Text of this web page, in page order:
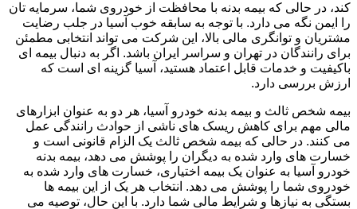
کند، در حالی که بیمه بدنه با محافظت از خودروی شما، سرمایه تان
را ایمن نگه می دارد. با توجه به سابقه خوب آسیا در جلب رضایت
مشتریان و توانگری مالی بالا، این شرکت می تواند انتخابی مطمئن
برای رانندگان در تهران و سراسر ایران باشد. اگر به دنبال بیمه ای
باکیفیت و خدمات قابل اعتماد هستید، آسیا گزینه ای است که
ارزش بررسی دارد.
بیمه شخص ثالث و بیمه بدنه خودرو آسیا، هر دو به عنوان ابزارهای
مالی مهم برای کاهش ریسک های ناشی از حوادث رانندگی عمل
می کنند. در حالی که بیمه شخص ثالث یک الزام قانونی است و
خسارت های وارد شده به دیگران را پوشش می دهد، بیمه بدنه
خودرو آسیا به عنوان یک بیمه اختیاری، خسارت های وارد شده به
خودروی شما را پوشش می دهد. انتخاب هر یک از این بیمه ها
بستگی به نیازها و شرایط مالی شما دارد. با این حال، توصیه می